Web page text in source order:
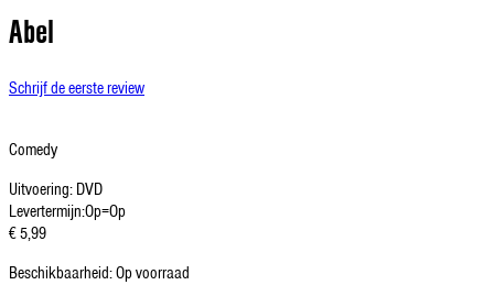
Abel
Schrijf de eerste review
Comedy
Uitvoering: DVD
Levertermijn:Op=Op
€ 5,99
Beschikbaarheid:Op voorraad